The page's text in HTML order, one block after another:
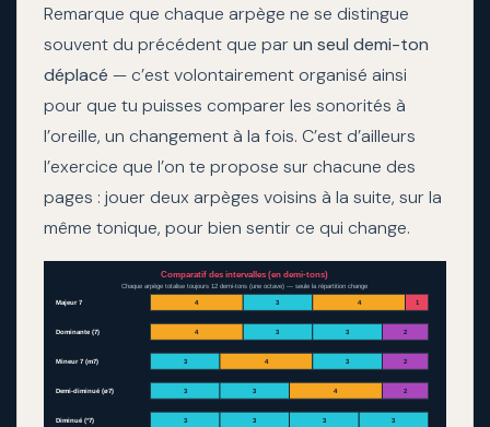
Remarque que chaque arpège ne se distingue
souvent du précédent que parun seul demi-ton
déplacé — c’est volontairement organisé ainsi
pour que tu puisses comparer les sonorités à
l’oreille, un changement à la fois. C’est d’ailleurs
l’exercice que l’on te propose sur chacune des
pages : jouer deux arpèges voisins à la suite, sur la
même tonique, pour bien sentir ce qui change.
Comparatif des intervalles (en demi-tons)
Chaque arpège totalise toujours 12 demi-tons (une octave) — seule la répartition change
Majeur 7 4 3 4 1
Dominante (7) 4 3 3 2
Mineur 7 (m7) 3 4 3 2
Demi-diminué (ø7) 3 3 4 2
Diminué (°7) 3 3 3 3